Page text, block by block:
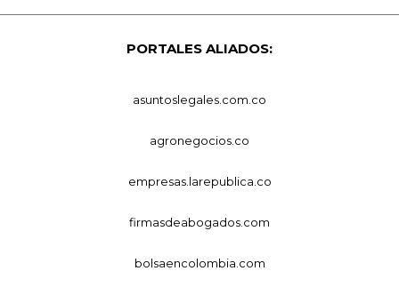
PORTALES ALIADOS:
asuntoslegales.com.co
agronegocios.co
empresas.larepublica.co
firmasdeabogados.com
bolsaencolombia.com